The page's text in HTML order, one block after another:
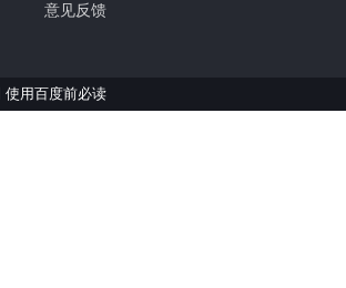
意见反馈
使用百度前必读